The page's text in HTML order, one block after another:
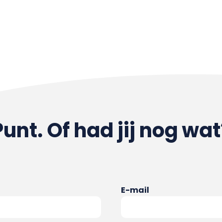
Of had jij nog
E-mail